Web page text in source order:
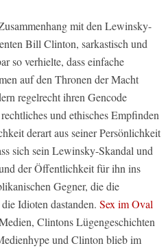
mit den Lewinsky-
Bill Clinton, sarkastisch und
so verhielte, dass einfache
auf den Thronen der Macht
regelrecht ihren Gencode
und ethisches Empfinden
derart aus seiner Persönlichkeit
sich sein Lewinsky-Skandal und
der Öffentlichkeit für ihn ins
Gegner, die die
Idioten dastanden. Sex im Oval
Clintons Lügengeschichten
und Clinton blieb im